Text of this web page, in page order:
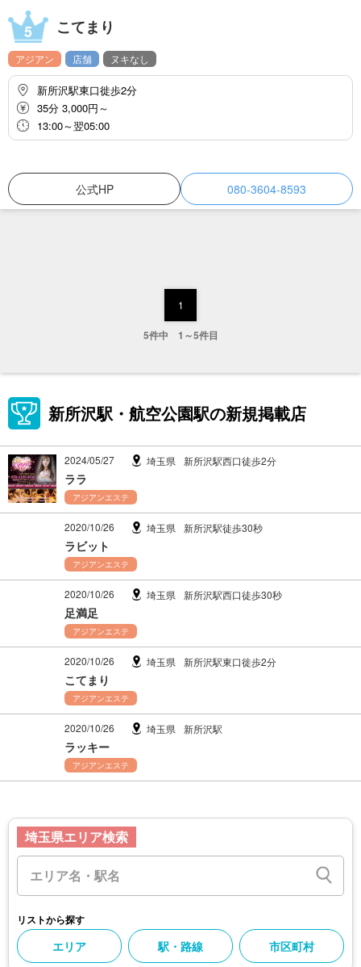
5 こてまり
アジアン 店舗 ヌキなし
新所沢駅東口徙歩2分
35分 3,000円～
13:00～翌05:00
公式HP 080-3604-8593
1
5件中 1～5件目
新所沢駅・航空公園駅の新規掲載店
2024/05/27 埼玉県 新所沢駅西口徒歩2分
ララ
アジアンエステ
2020/10/26 埼玉県 新所沢駅徒歩30秒
ラビット
アジアンエステ
2020/10/26 埼玉県 新所沢駅西口徒歩30秒
足満足
アジアンエステ
2020/10/26 埼玉県 新所沢駅東口徙歩2分
こてまり
アジアンエステ
2020/10/26 埼玉県 新所沢駅
ラッキー
アジアンエステ
埼玉県エリア検索
リストから探す
エリア 駅・路線 市区町村